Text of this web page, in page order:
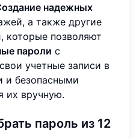
надежных
а также другие
которые позволяют
пароли с
учетные записи в
и безопасными
их вручную.
пароль из 12